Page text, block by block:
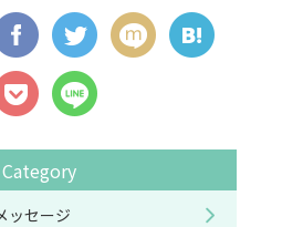
Category
ッセージ